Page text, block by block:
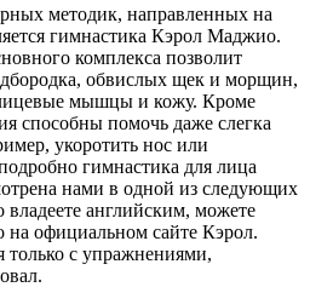
методик, направленных на
гимнастика Кэрол Маджио.
комплекса позволит
обвислых щек и морщин,
мышцы и кожу. Кроме
способны помочь даже слегка
укоротить нос или
гимнастика для лица
нами в одной из следующих
владеете английским, можете
на официальном сайте Кэрол.
с упражнениями,